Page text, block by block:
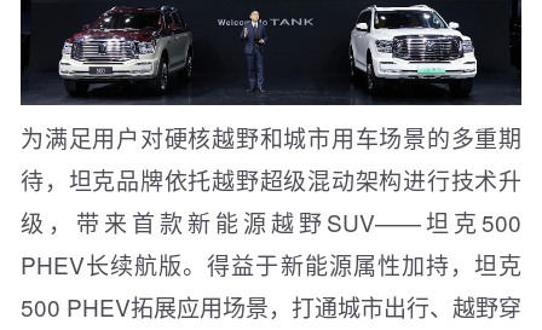
为满足用户对硬核越野和城市用车场景的多重期
待，坦克品牌依托越野超级混动架构进行技术升
级，带来首款新能源越野SUV——坦克500
PHEV长续航版。得益于新能源属性加持，坦克
500 PHEV拓展应用场景，打通城市出行、越野穿